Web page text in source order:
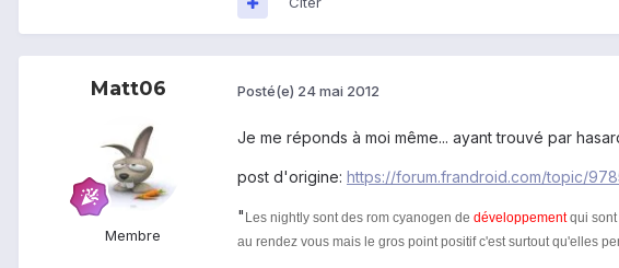
Matt06
Membre
Posté(e) 24 mai 2012
Je me réponds à moi même... ayant trouvé par
post d'origine: https://forum.frandroid.com/topic/
" Les nightly sont des rom cyanogen de développementqui sont
au rendez vous mais le gros point positif c'est surtout qu'elles